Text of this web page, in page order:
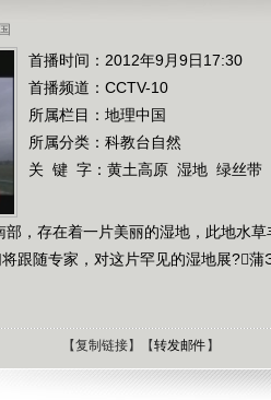
首播时间：2012年9月9日17:30
首播频道： CCTV-10
所属栏目： 地理中国
所属分类：科教台自然
关 键 字： 黄土高原 湿地 绿丝带
，存在着一片美丽的湿地，此地水
将跟随专家，对这片罕见的湿地展?
【复制链接】【转发邮件 】